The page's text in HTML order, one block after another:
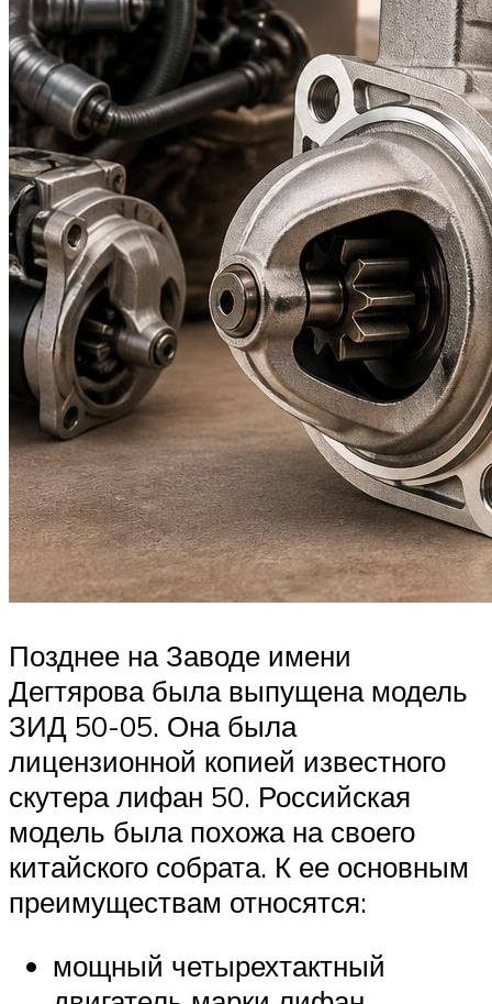
Позднее на Заводе имени
Дегтярова была выпущена модель
ЗИД 50-05. Она была
лицензионной копией известного
скутера лифан 50. Российская
модель была похожа на своего
китайского собрата. К ее основным
преимуществам относятся:
мощный четырехтактный